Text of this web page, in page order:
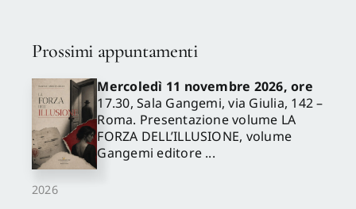
Prossimi appuntamenti
2026
Mercoledì 11 novembre 2026, ore
17.30, Sala Gangemi, via Giulia, 142 –
Roma. Presentazione volume LA
FORZA DELL’ILLUSIONE, volume
Gangemi editore ...